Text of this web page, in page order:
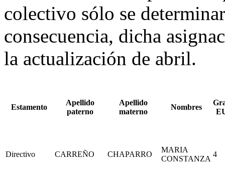
colectivo sólo se
consecuencia, dicha
la actualización de abril.
Estamento
Apellido
paterno
Apellido
materno
Nombres
Directivo CARREÑO CHAPARRO
MARIA
CONSTANZA
4